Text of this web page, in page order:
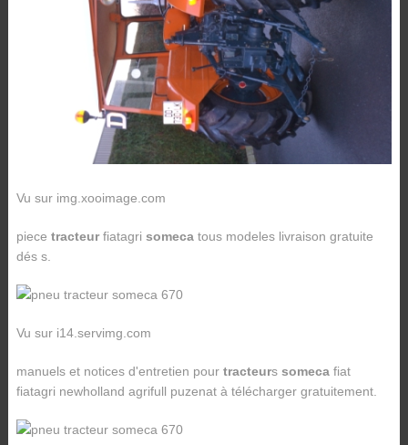
Vu sur img.xooimage.com
piece tracteurfiatagri somecatous modeles livraison gratuite
dés s.
Vu sur i14.servimg.com
manuels et notices d'entretien pour tracteurs somecafiat
fiatagri newholland agrifull puzenat à télécharger gratuitement.